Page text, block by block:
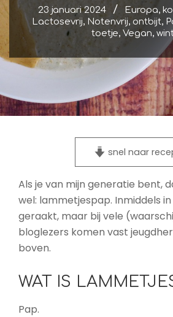
23 januari 2024 Europa,
Lactosevrij, Notenvrij, ontbijt,
toetje, Vegan,
snel naar
Als je van mijn generatie bent,
wel: lammetjespap. Inmiddels
geraakt, maar bij vele
bloglezers komen vast
boven.
WAT IS
Pap.